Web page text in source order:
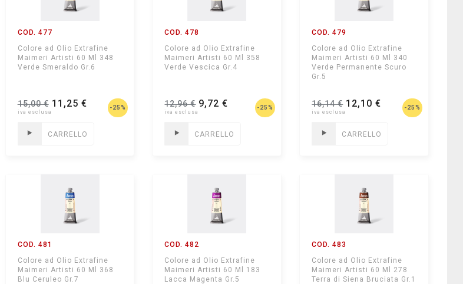
COD. 477
Colore ad Olio Extrafine
Maimeri Artisti 60 Ml 348
Verde Smeraldo Gr.6
15,00 €11,25 € -25%
CARRELLO
COD. 478
Colore ad Olio Extrafine
Maimeri Artisti 60 Ml 358
Verde Vescica Gr.4
12,96 €9,72 € -25%
CARRELLO
COD. 479
Colore ad Olio Extrafine
Maimeri Artisti 60 Ml 340
Verde Permanente Scuro
Gr.5
16,14 €12,10 € -25%
CARRELLO
COD. 481
Colore ad Olio Extrafine
Maimeri Artisti 60 Ml 368
Blu Ceruleo Gr.7
COD. 482
Colore ad Olio Extrafine
Maimeri Artisti 60 Ml 183
Lacca Magenta Gr.5
COD. 483
Colore ad Olio Extrafine
Maimeri Artisti 60 Ml 278
Terra di Siena Bruciata Gr.1